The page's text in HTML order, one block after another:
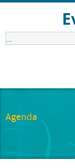
...
Agenda
1:00 am